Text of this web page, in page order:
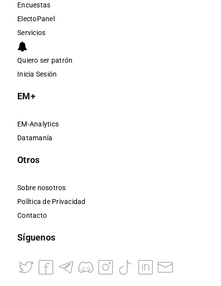
Encuestas
ElectoPanel
Servicios
Quiero ser patrón
Inicia Sesión
EM+
EM-Analytics
Datamanía
Otros
Sobre nosotros
Política de Privacidad
Contacto
Síguenos